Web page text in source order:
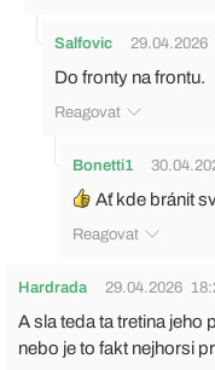
Salfovic 29.04.2026
Do fronty na frontu.
Reagovat
Bonetti1
Ať kde bránit
Reagovat
Hardrada 29.04.2026
A sla teda ta tretina
nebo je to fakt nejhorsi